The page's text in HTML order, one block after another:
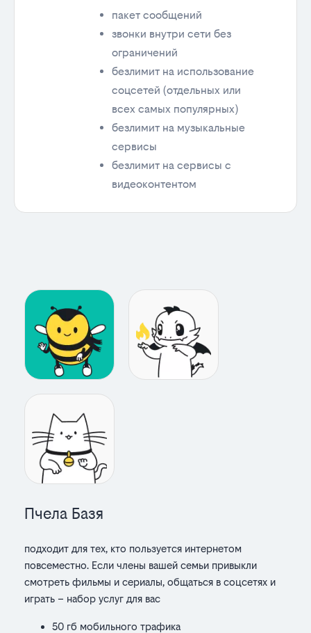
пакет сообщений
звонки внутри сети без
ограничений
безлимит на использование
соцсетей (отдельных или
всех самых популярных)
безлимит на музыкальные
сервисы
безлимит на сервисы с
видеоконтентом
Пчела Базя
подходит для тех, кто пользуется интернетом
повсеместно. Если члены вашей семьи привыкли
смотреть фильмы и сериалы, общаться в соцсетях и
играть – набор услуг для вас
50 гб мобильного трафика